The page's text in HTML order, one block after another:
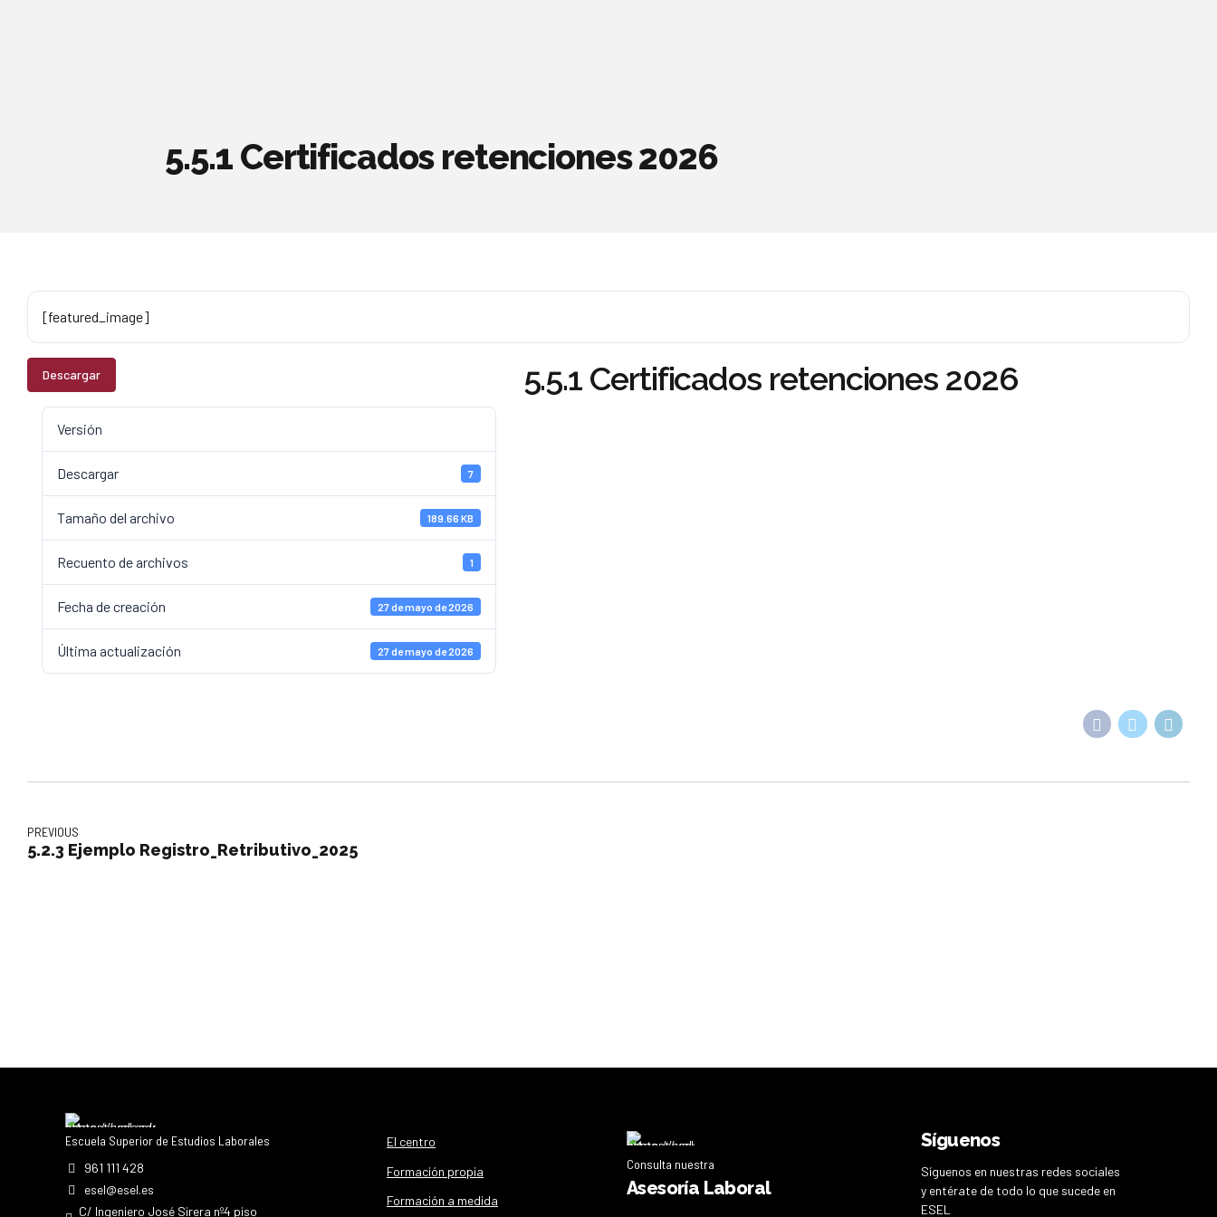
5.5.1 Certificados retenciones 2026
[featured_image]
Descargar
Versión
Descargar 7
Tamaño del archivo 189.66 KB
Recuento de archivos 1
Fecha de creación 27 de mayo de 2026
Última actualización 27 de mayo de 2026
5.5.1 Certificados retenciones 2026
PREVIOUS
5.2.3 Ejemplo Registro_Retributivo_2025
Escuela Superior de Estudios Laborales
961 111 428
esel@esel.es
C/ Ingeniero José Sirera nº4 piso
El centro
Formación propia
Formación a medida
Consulta nuestra
Asesoría Laboral
Síguenos
Síguenos en nuestras redes sociales
y entérate de todo lo que sucede en
ESEL